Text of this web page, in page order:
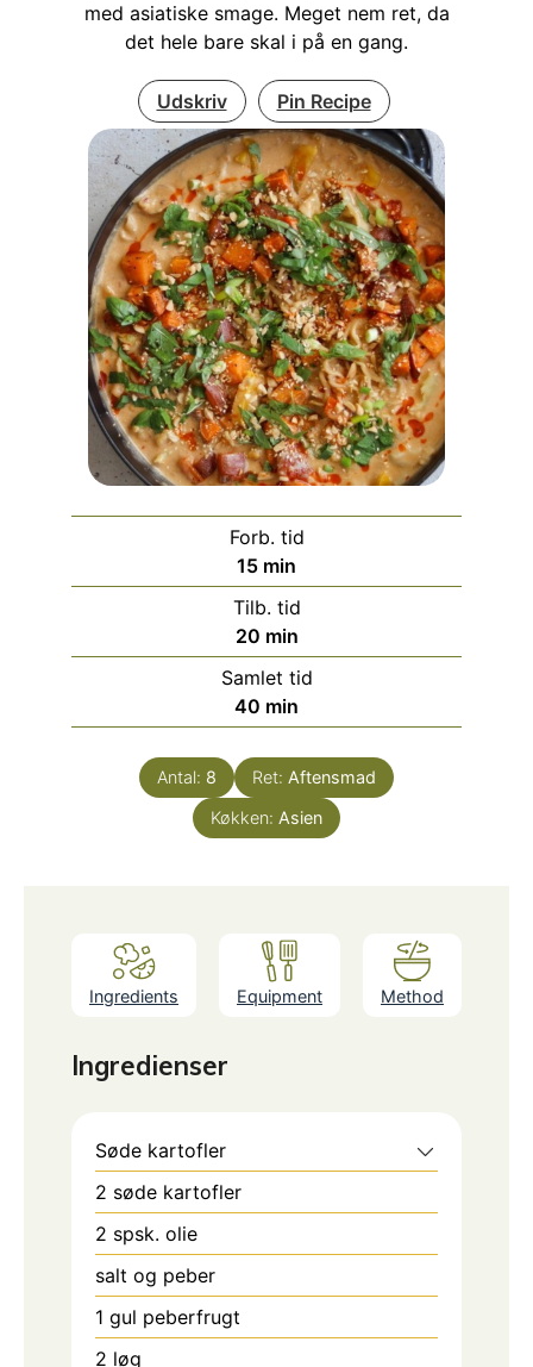
med asiatiske smage. Meget nem ret, da
det hele bare skal i på en gang.
Udskriv Pin Recipe
Forb. tid
15minutter
min
Tilb. tid
20minutter
min
Samlet tid
40 minutter
min
Antal: 8 Ret: Aftensmad
Køkken: Asien
Ingredients Equipment Method
Ingredienser
Søde kartofler
2 søde kartofler
2 spsk. olie
salt og peber
1 gul peberfrugt
2 løg